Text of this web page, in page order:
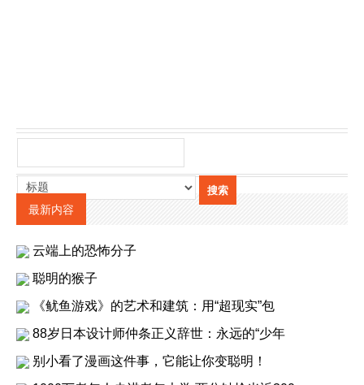
最新内容
云端上的恐怖分子
聪明的猴子
《鱿鱼游戏》的艺术和建筑：用“超现实”包
88岁日本设计师仲条正义辞世：永远的“少年
别小看了漫画这件事，它能让你变聪明！